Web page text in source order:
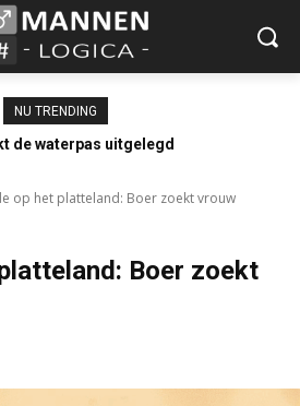
NU TRENDING
de waterpas uitgelegd
op het platteland: Boer zoekt vrouw
Boer zoekt